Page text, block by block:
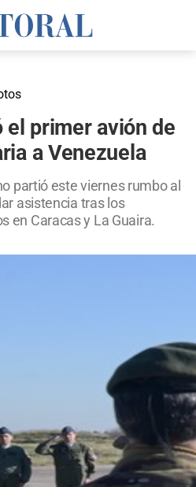
primer avión de
a Venezuela
partió este viernes rumbo al
asistencia tras los
en Caracas y La Guaira.